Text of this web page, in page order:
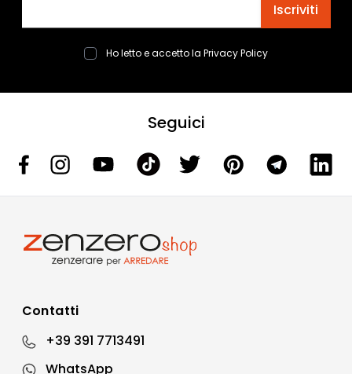
Iscriviti
Ho letto e accetto la Privacy Policy
Seguici
Contatti
+39 391 7713491
WhatsApp